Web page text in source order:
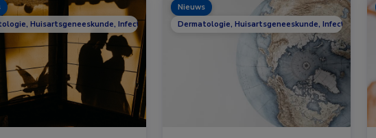
Huisartsgeneeskunde, Infectieziekten
Nieuws
Dermatologie, Huisartsgeneeskunde, Infectieziekten